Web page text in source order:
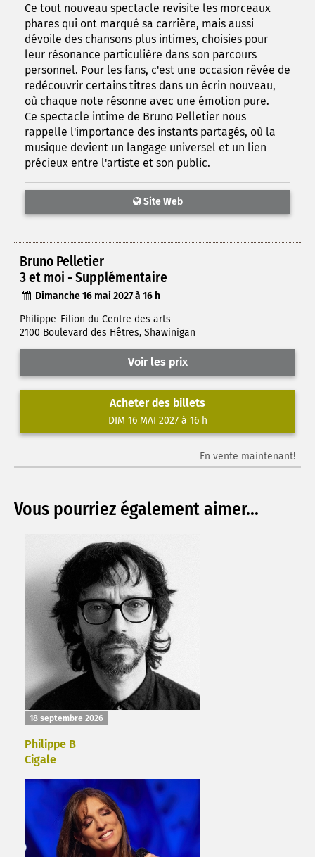
Ce tout nouveau spectacle revisite les morceaux
phares qui ont marqué sa carrière, mais aussi
dévoile des chansons plus intimes, choisies pour
leur résonance particulière dans son parcours
personnel. Pour les fans, c'est une occasion rêvée de
redécouvrir certains titres dans un écrin nouveau,
où chaque note résonne avec une émotion pure.
Ce spectacle intime de Bruno Pelletier nous
rappelle l'importance des instants partagés, où la
musique devient un langage universel et un lien
précieux entre l'artiste et son public.
Site Web
Bruno Pelletier
3 et moi - Supplémentaire
Dimanche 16 mai 2027 à 16 h
Philippe-Filion du Centre des arts
2100 Boulevard des Hêtres, Shawinigan
Voir les prix
Acheter des billets
DIM 16 MAI 2027 à 16 h
En vente maintenant!
Vous pourriez également aimer...
18 septembre 2026
Philippe B
Cigale